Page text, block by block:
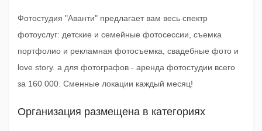
Фотостудия "Аванти" предлагает вам весь спектр
фотоуслуг: детские и семейные фотосессии, съемка
портфолио и рекламная фотосъемка, свадебные фото и
love story. а для фотографов - аренда фотостудии всего
за 160 000. Сменные локации каждый месяц!
Организация размещена в категориях